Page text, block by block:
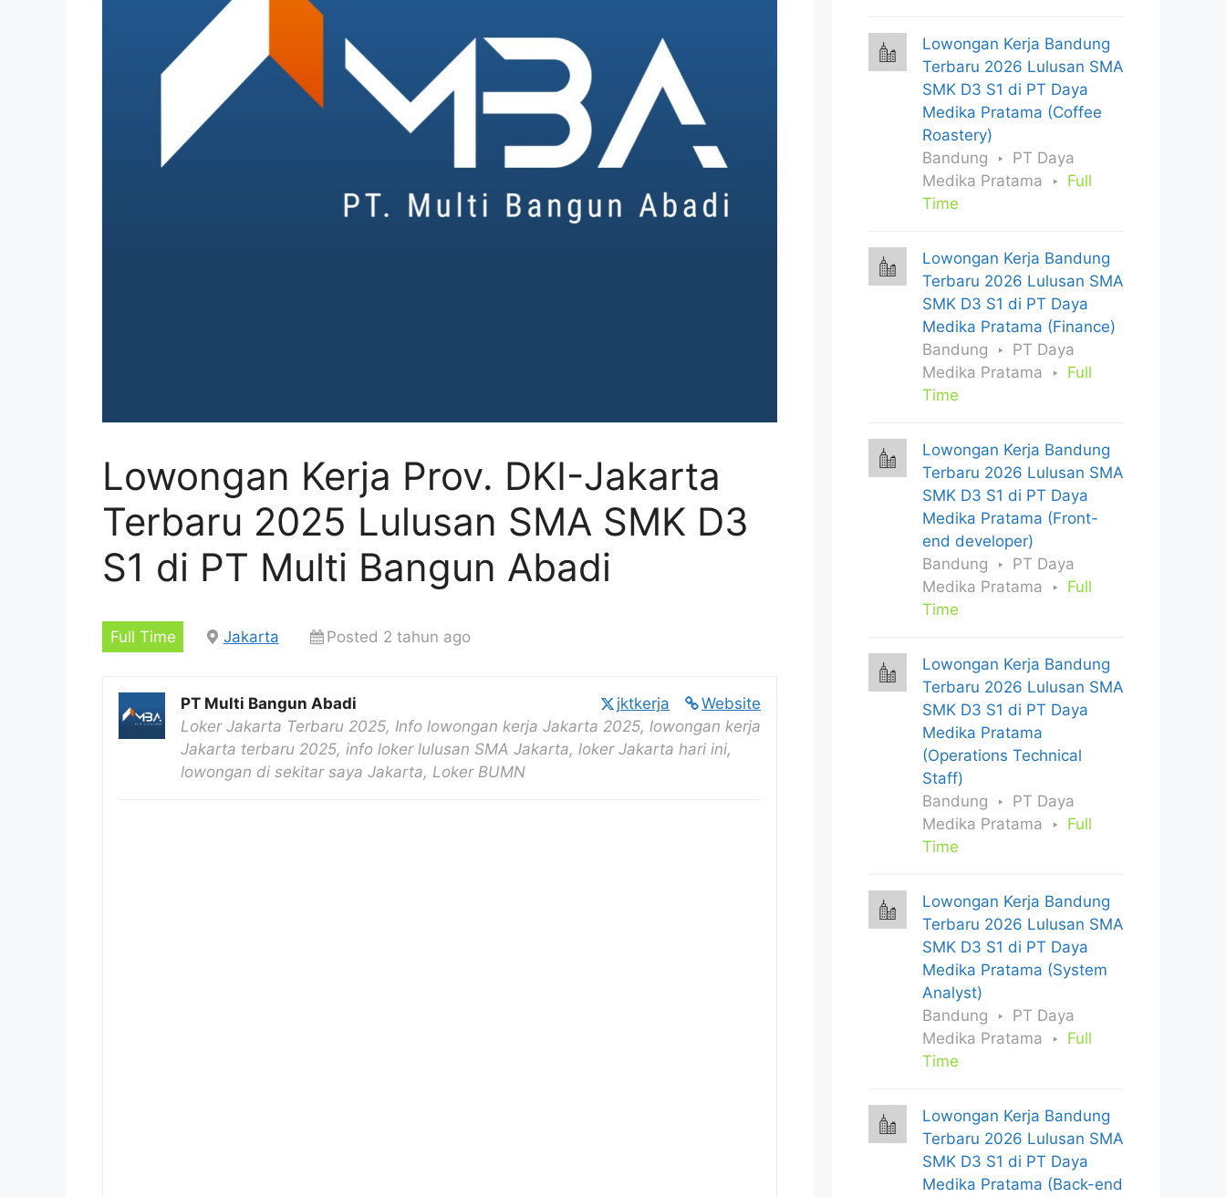
Lowongan Kerja Prov. DKI-Jakarta
Terbaru 2025 Lulusan SMA SMK D3
S1 di PT Multi Bangun Abadi
Full Time Jakarta Posted 2 tahun ago
Website
jktkerja
PT Multi Bangun Abadi
Loker Jakarta Terbaru 2025, Info lowongan kerja Jakarta 2025, lowongan kerja
Jakarta terbaru 2025, info loker lulusan SMA Jakarta, loker Jakarta hari ini,
lowongan di sekitar saya Jakarta, Loker BUMN
Lowongan Kerja Bandung
Terbaru 2026 Lulusan SMA
SMK D3 S1 di PT Daya
Medika Pratama (Coffee
Roastery)
Bandung
PT Daya
Medika Pratama
Full
Time
Lowongan Kerja Bandung
Terbaru 2026 Lulusan SMA
SMK D3 S1 di PT Daya
Medika Pratama (Finance)
Bandung
PT Daya
Medika Pratama
Full
Time
Lowongan Kerja Bandung
Terbaru 2026 Lulusan SMA
SMK D3 S1 di PT Daya
Medika Pratama (Front-
end developer)
Bandung
PT Daya
Medika Pratama
Full
Time
Lowongan Kerja Bandung
Terbaru 2026 Lulusan SMA
SMK D3 S1 di PT Daya
Medika Pratama
(Operations Technical
Staff)
Bandung
PT Daya
Medika Pratama
Full
Time
Lowongan Kerja Bandung
Terbaru 2026 Lulusan SMA
SMK D3 S1 di PT Daya
Medika Pratama (System
Analyst)
Bandung
PT Daya
Medika Pratama
Full
Time
Lowongan Kerja Bandung
Terbaru 2026 Lulusan SMA
SMK D3 S1 di PT Daya
Medika Pratama (Back-end